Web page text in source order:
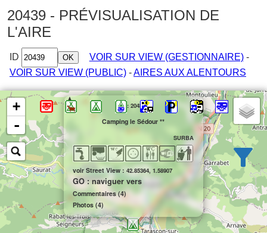
20439 - PRÉVISUALISATION DE
L'AIRE
ID VOIR SUR VIEW (GESTIONNAIRE)-
VOIR SUR VIEW (PUBLIC) -AIRES AUX ALENTOURS
Afficher par pays
et régions/dép.
Afficher par rayon :
km
Prix
Gratuit
Réductions
ACSI
FFCC
Ouvert
A l'année
Tous
×
id: 20439
Camping le Sédour **
SURBA
voir Street View :42.85364, 1.58907
GO : naviguer vers
Commentaires (4)
Photos (4)
+
-